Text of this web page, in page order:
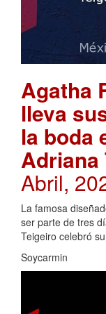
Agatha
lleva
la boda
Adriana
Abril,
La famosa
ser parte de tres
Teigeiro celebró
Soycarmin